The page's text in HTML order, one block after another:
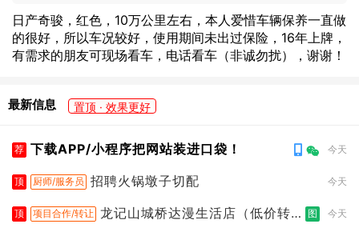
日产奇骏，红色，10万公里左右，本人爱惜车辆保养一直做
的很好，所以车况较好，使用期间未出过保险，16年上牌，
有需求的朋友可现场看车，电话看车（非诚勿扰），谢谢！
最新信息 置顶 · 效果更好
荐 下载APP/小程序把网站装进口袋！ 今天
顶 厨师/服务员 招聘火锅墩子切配 今天
顶 项目合作/转让 龙记山城桥达漫生活店（低价转
图 今天